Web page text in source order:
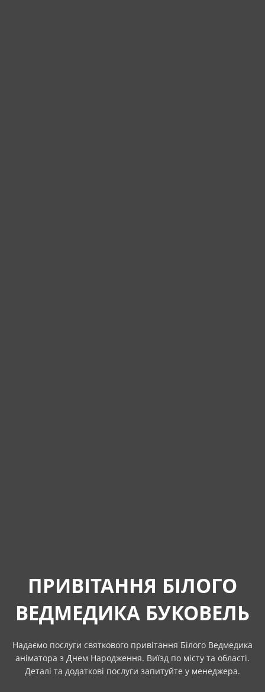
ПРИВІТАННЯ БІЛОГО
ВЕДМЕДИКА БУКОВЕЛЬ
Надаємо послуги святкового привітання Білого Ведмедика
аніматора з Днем Народження. Виїзд по місту та області.
Деталі та додаткові послуги запитуйте у менеджера.